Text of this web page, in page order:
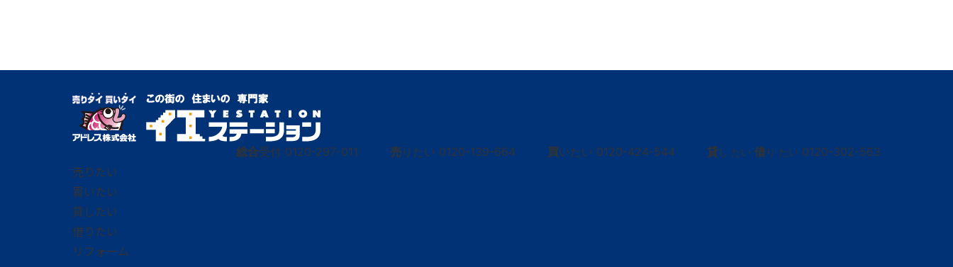
総合受付 0120-297-011 売りたい 0120-139-664 買いたい 0120-424-544 貸し たい 借り たい 0120-302-563
売りたい
買いたい
貸したい
借りたい
リフォーム